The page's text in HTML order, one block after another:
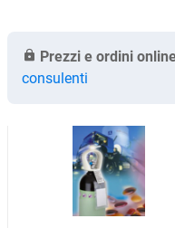
Prezzi e ordini
consulenti